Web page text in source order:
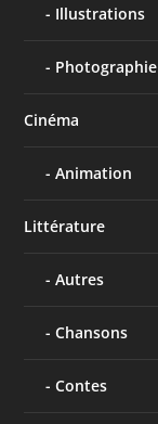
Illustrations
Photographie
Cinéma
Animation
Littérature
Autres
Chansons
Contes